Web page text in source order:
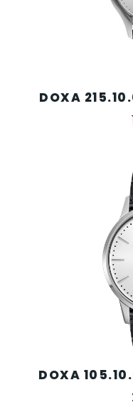
DOXA
DOXA
ZSOLNAY PORCELÁN